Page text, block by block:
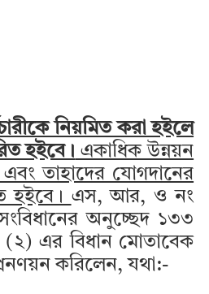
নিয়মিত করা হইলে
হইবে। একাধিক উন্নয়ন
তাহাদের যোগদানের
হইবে। এস, আর, ও নং
অনুচ্ছেদ ১৩৩
(২) এর বিধান মোতাবেক
করিলেন, যথা:-